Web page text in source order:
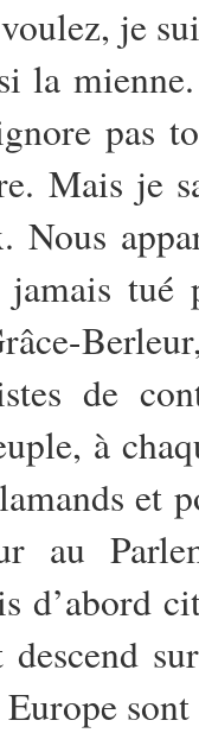
je
la
pas
Mais je
Nous
tué
de
à
et
au
d’abord